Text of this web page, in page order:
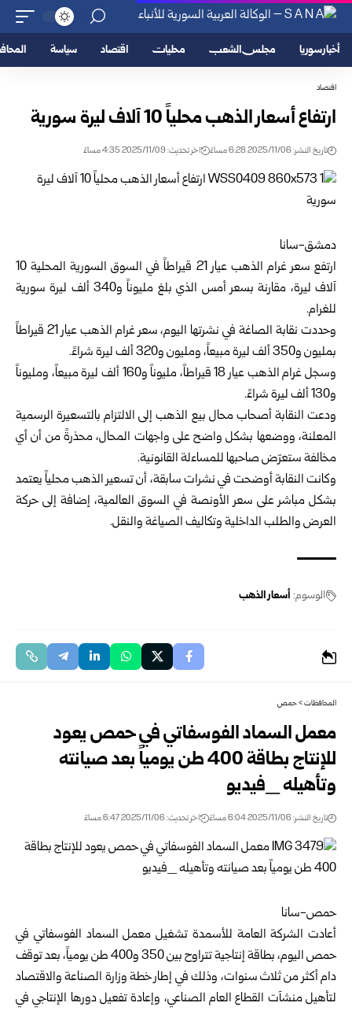
أخبار سوريا مجلس الشعب محليات اقتصاد سياسة
اقتصاد
ارتفاع أسعار الذهب محلياً 10 آلاف ليرة سورية
تاريخ النشر: 2025/11/06 6:28 مساءً اخر تحديث: 2025/11/09 4:35 مساءً
دمشق-سانا
ارتفع سعر غرام الذهب عيار 21 قيراطاً في السوق السورية المحلية 10
آلاف ليرة، مقارنة بسعر أمس الذي بلغ مليوناً و340 ألف ليرة سورية
للغرام.
وحددت نقابة الصاغة في نشرتها اليوم، سعر غرام الذهب عيار 21 قيراطاً
بمليون و350 ألف ليرة مبيعاً، ومليون و320 ألف ليرة شراءً.
وسجل غرام الذهب عيار 18 قيراطاً، مليوناً و160 ألف ليرة مبيعاً، ومليوناً
و130 ألف ليرة شراءً.
ودعت النقابة أصحاب محال بيع الذهب إلى الالتزام بالتسعيرة الرسمية
المعلنة، ووضعها بشكل واضح على واجهات المحال، محذرةً من أن أي
مخالفة ستعرّض صاحبها للمساءلة القانونية.
وكانت النقابة أوضحت في نشرات سابقة، أن تسعير الذهب محلياً يعتمد
بشكل مباشر على سعر الأونصة في السوق العالمية، إضافة إلى حركة
العرض والطلب الداخلية وتكاليف الصياغة والنقل.
الوسوم: أسعار الذهب
المحافظات>حمص
معمل السماد الفوسفاتي في حمص يعود
للإنتاج بطاقة 400 طن يومياً بعد صيانته
وتأهيله _فيديو
تاريخ النشر: 2025/11/06 6:04 مساءً اخر تحديث: 2025/11/06 6:47 مساءً
حمص-سانا
أعادت الشركة العامة للأسمدة تشغيل معمل السماد الفوسفاتي في
حمص
اليوم، بطاقة إنتاجية تتراوح بين 350 و400 طن يومياً، بعد توقف
دام أكثر من ثلاث سنوات، وذلك في إطار خطةوزارة الصناعة والاقتصاد
لتأهيل منشآت القطاع العام الصناعي، وإعادة تفعيل دورها الإنتاجي في